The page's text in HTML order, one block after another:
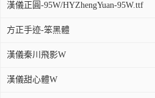
漢儀正圓-95W/HYZhengYuan-95W.ttf
方正手迹-笨黑體
漢儀秦川飛影W
漢儀甜心體W